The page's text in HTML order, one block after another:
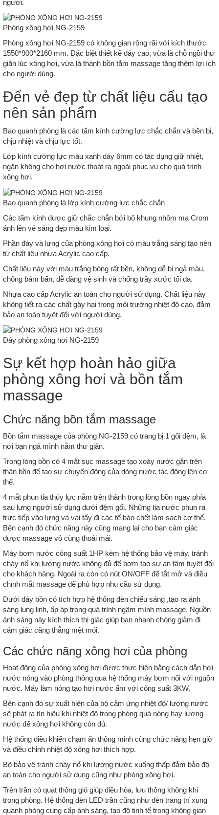
người.
Phòng xông hơi NG-2159
Phòng xông hơi NG-2159 có không gian rộng rãi với kích thước
1550*900*2160 mm. Đặc biệt thiết kế đáy cao, vừa là chỗ ngồi thư
giãn lúc xông hơi, vừa là thành bồn tắm massage tăng thêm lợi ích
cho người dùng.
Đến vẻ đẹp từ chất liệu cấu tạo
nên sản phẩm
Bao quanh phòng là các tấm kính cường lực chắc chắn và bền bỉ,
chịu nhiệt và chịu lực tốt.
Lớp kính cường lực màu xanh dày 6mm có tác dụng giữ nhiệt,
ngăn không cho hơi nước thoát ra ngoài phục vụ cho quá trình
xông hơi.
Bao quanh phòng là lớp kính cường lực chắc chắn
Các tấm kính được giữ chắc chắn bởi bộ khung nhôm mạ Crom
ánh lên vẻ sáng đẹp màu kim loại.
Phần đáy và lưng của phòng xông hơi có màu trắng sáng tạo nên
từ chất liệu nhựa Acrylic cao cấp.
Chất liệu này với màu trắng bóng rất bền, không dễ bị ngả màu,
chống bám bẩn, dễ dàng vệ sinh và chống trầy xước tối đa.
Nhựa cao cấp Acrylic an toàn cho người sử dụng. Chất liệu này
không tiết ra các chất gây hại trong môi trường nhiệt độ cao, đảm
bảo an toàn tuyệt đối với người dùng.
Đáy phòng xông hơi NG-2159
Sự kết hợp hoàn hảo giữa
phòng xông hơi và bồn tắm
massage
Chức năng bồn tắm massage
Bồn tắm massage của phòng NG-2159 có trang bị 1 gối đệm, là
nơi bạn ngả mình nằm thư giãn.
Trong lòng bồn có 4 mắt sục massage tạo xoáy nước gắn trên
thân bồn để tạo sự chuyển động của dòng nước tác động lên cơ
thể.
4 mắt phun tia thủy lực nằm trên thành trong lòng bồn ngay phía
sau lưng người sử dụng dưới đệm gối. Những tia nước phun ra
trực tiếp vào lưng và vai tẩy đi các tế bào chết làm sạch cơ thể.
Bên cạnh đó chức năng này cũng mang lại cho bạn cảm giác
được massage vô cùng thoải mái.
Máy bơm nước công suất 1HP kèm hệ thống bảo vệ máy, tránh
cháy nổ khi lượng nước không đủ để bơm tạo sự an tâm tuyệt đối
cho khách hàng. Ngoài ra còn có nút ON/OFF để tắt mở và điều
chỉnh mắt massage để phù hợp nhu cầu sử dụng.
Dưới đáy bồn có tích hợp hệ thống đèn chiếu sáng ,tạo ra ánh
sáng lung linh, ấp áp trong quá trình ngâm mình massage. Nguồn
ánh sáng này kích thích thị giác giúp bạn nhanh chóng giảm đi
cảm giác căng thẳng mệt mỏi.
Các chức năng xông hơi của phòng
Hoạt động của phòng xông hơi được thực hiện bằng cách dẫn hơi
nước nóng vào phòng thông qua hệ thống máy bơm nối với nguồn
nước. Máy làm nóng tạo hơi nước ấm với công suất 3KW.
Bên cạnh đó sự xuất hiện của bộ cảm ứng nhiệt độ/ lượng nước
sẽ phát ra tín hiệu khi nhiệt độ trong phòng quá nóng hay lượng
nước để xông hơi không còn đủ.
Hệ thống điều khiển chạm ấn thông minh cùng chức năng hẹn giờ
và điều chỉnh nhiệt độ xông hơi thích hợp.
Bộ bảo vệ tránh cháy nổ khi lượng nước xuống thấp đảm bảo độ
an toàn cho người sử dụng cũng như phòng xông hơi.
Trên trần có quạt thông gió giúp điều hòa, lưu thông không khí
trong phòng. Hệ thống đèn LED trần cũng như đèn trang trí xung
quanh phòng cung cấp ánh sáng, tạo độ tinh tế trong không gian